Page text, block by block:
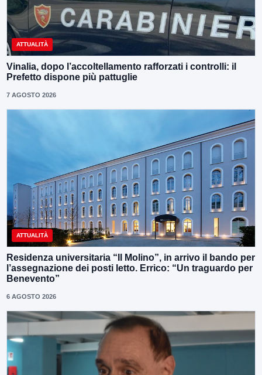
ATTUALITÀ
Vinalia, dopo l’accoltellamento rafforzati i controlli: il
Prefetto dispone più pattuglie
7 AGOSTO 2026
ATTUALITÀ
Residenza universitaria “Il Molino”, in arrivo il bando per
l’assegnazione dei posti letto. Errico: “Un traguardo per
Benevento”
6 AGOSTO 2026